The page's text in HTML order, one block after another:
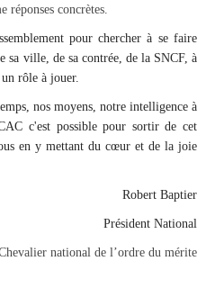
concrètes.
pour chercher à se faire
sa ville, de sa contrée, de la SNCF, à
rôle à jouer.
nos moyens, notre intelligence à
c'est possible pour sortir de cet
en y mettant du cœur et de la joie
Robert Baptier
Président National
national de l’ordre du mérite